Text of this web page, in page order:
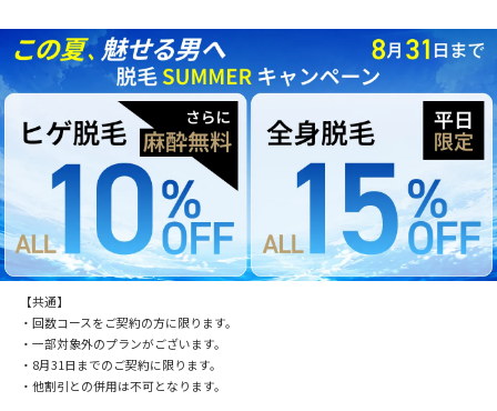
【共通】
・回数コースをご契約の方に限ります。
・一部対象外のプランがございます。
・8月31日までのご契約に限ります。
・他割引との併用は不可となります。